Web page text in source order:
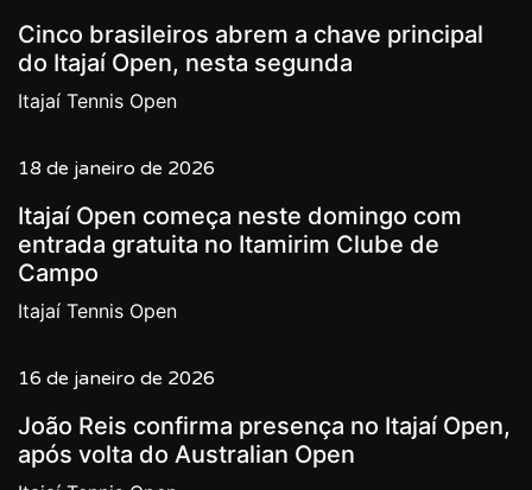
Cinco brasileiros abrem a chave principal
do Itajaí Open, nesta segunda
Itajaí Tennis Open
18 de janeiro de 2026
Itajaí Open começa neste domingo com
entrada gratuita no Itamirim Clube de
Campo
Itajaí Tennis Open
16 de janeiro de 2026
João Reis confirma presença no Itajaí Open,
após volta do Australian Open